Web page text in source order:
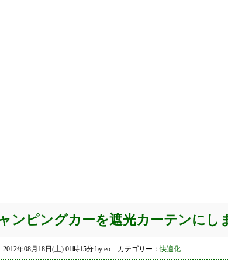
ンピングカーを遮光カーテンにし
2012年08月18日(土) 01時15分 by eo カテゴリー：快適化.